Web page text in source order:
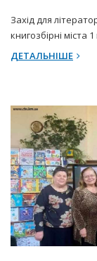
Захід для
книгозбірні міста 1
ДЕТАЛЬНІШЕ
31 Березня